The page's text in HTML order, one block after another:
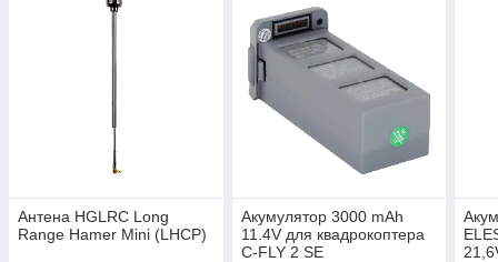
Антена HGLRC Long
Range Hamer Mini (LHCP)
Акумулятор 3000 mAh
11.4V для квадрокоптера
C-FLY 2 SE